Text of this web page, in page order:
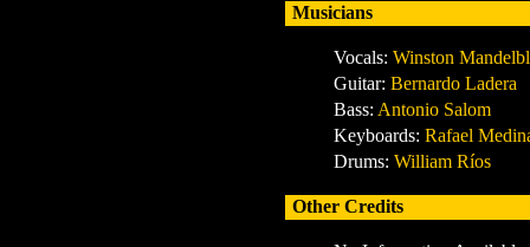
Musicians
Vocals: Winston
Guitar: Bernardo Ladera
Bass: Antonio Salom
Keyboards: Rafael
Drums: William Ríos
Other Credits